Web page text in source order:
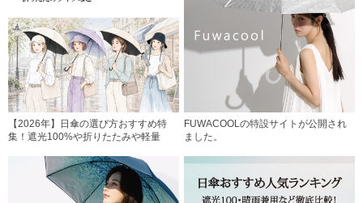
【2026年】日傘の選び方おすすめ特
集！遮光100%や折りたたみや軽量
FUWACOOLの特設サイトが公開され
ました。